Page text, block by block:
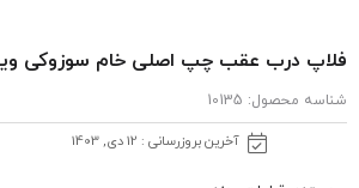
فلاپ درب عقب چپ اصلی خام سوزوکی
شناسه محصول: 10135
آخرین بروزرسانی : 12 دی, 1403